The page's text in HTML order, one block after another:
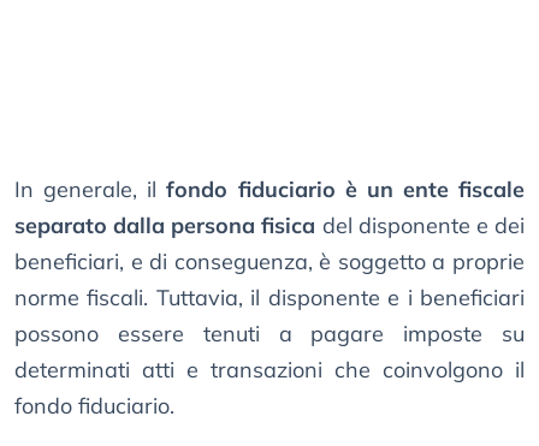
In generale, ilfondo fiduciario è un ente fiscale
separato dalla persona fisica del disponente e dei
beneficiari, e di conseguenza, è soggetto a proprie
norme fiscali. Tuttavia, il disponente e i beneficiari
possono essere tenuti a pagare imposte su
determinati atti e transazioni che coinvolgono il
fondo fiduciario.